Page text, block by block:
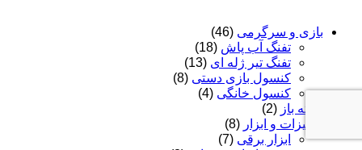
بازی و سرگرمی (46)
تفنگ آب پاش (18)
تفنگ تیر ژله ای (13)
کنسول بازی دستی (8)
کنسول خانگی (4)
بسته باز (2)
تجهیزات و ابزار (8)
ابزار برقی (7)